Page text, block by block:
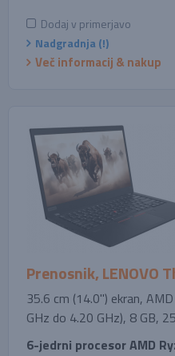
Dodaj v primerjavo
Nadgradnja (!)
Več informacij & nakup
Prenosnik, LENOVO
35.6 cm (14.0'') ekran,
GHz do 4.20 GHz), 8 GB,
6-jedrni procesor AMD